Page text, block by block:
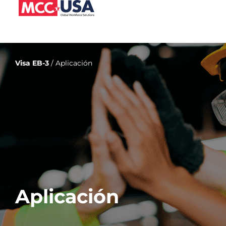
Visa EB-3 / Aplicación
Aplicación